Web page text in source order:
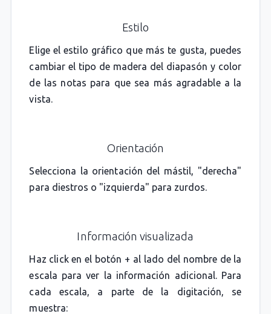
Estilo
Elige el estilo gráfico que más te gusta, puedes
cambiar el tipo de madera del diapasón y color
de las notas para que sea más agradable a la
vista.
Orientación
Selecciona la orientación del mástil, "derecha"
para diestros o "izquierda" para zurdos.
Información visualizada
Haz click en el botón + al lado del nombre de la
escala para ver la información adicional. Para
cada escala, a parte de la digitación, se
muestra: